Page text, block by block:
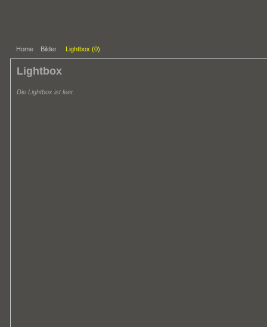
Home Bilder Lightbox (0)
Lightbox
Die Lightbox ist leer.